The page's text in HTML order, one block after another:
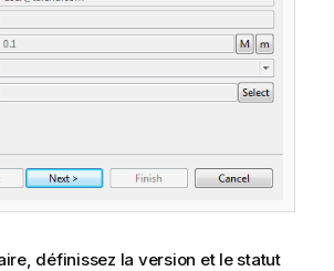
définissez la version et le statut